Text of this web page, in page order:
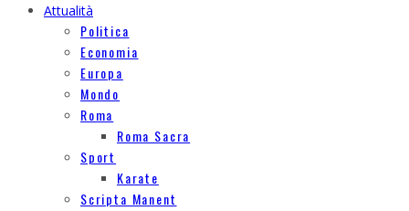
Attualità
Politica
Economia
Europa
Mondo
Roma
Roma Sacra
Sport
Karate
Scripta Manent